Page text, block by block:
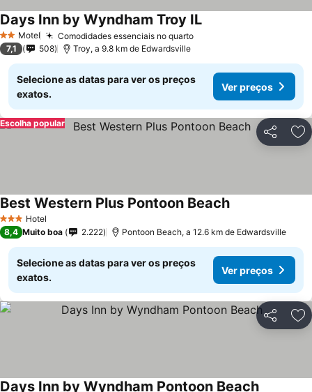
2 Estrelas
Motel Comodidades essenciais no quartoVer preços
Days Inn by Wyndham Troy ILVer preços
7,1 508 Troy, a 9.8 km de Edwardsville
Selecione as datas para ver os preços
exatos.
Ver preços
Partilhar
Escolha popular
3 EstrelasHotel
Best Western Plus Pontoon BeachVer preços
8,4 Muito boa 2.222 Pontoon Beach, a 12.6 km de Edwardsville
Selecione as datas para ver os preços
exatos.
Ver preços
Partilhar
Days Inn by Wyndham Pontoon Beach